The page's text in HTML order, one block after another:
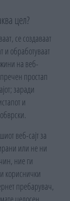
цел?
се создаваат
и обработуваат
на веб-
простап
заради
и
веб-сајт за
или не ни
ние ги
кориснички
пребарувач,